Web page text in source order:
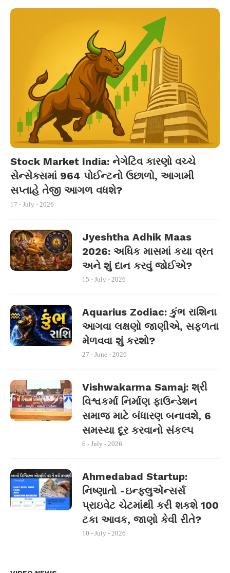
Stock Market India: નેગેટિવ કારણો વચ્ચે
સેન્સેક્સમાં 964 પોઈન્ટનો ઉછાળો, આગામી
સપ્તાહે તેજી આગળ વધશે?
17 - July - 2026
Jyeshtha Adhik Maas
2026: અધિક માસમાં કયા વ્રત
અને શું દાન કરવું જોઈએ?
15 - July - 2026
Aquarius Zodiac: કુંભ રાશિના
આગવા લક્ષણો જાણીએ, સફળતા
મેળવવા શું કરશો?
27 - June - 2026
Vishwakarma Samaj: શ્રી
વિશ્વકર્મા નિર્માણ ફાઉન્ડેશન
સમાજ માટે બંધારણ બનાવશે, 6
સમસ્યા દૂર કરવાનો સંકલ્પ
6 - July - 2026
Ahmedabad Startup:
નિષ્ણાતો -ઇન્ફ્લુએન્સર્સ
પ્રાઇવેટ ચેટમાંથી કરી શકશે 100
ટકા આવક, જાણો કેવી રીતે?
10 - July - 2026